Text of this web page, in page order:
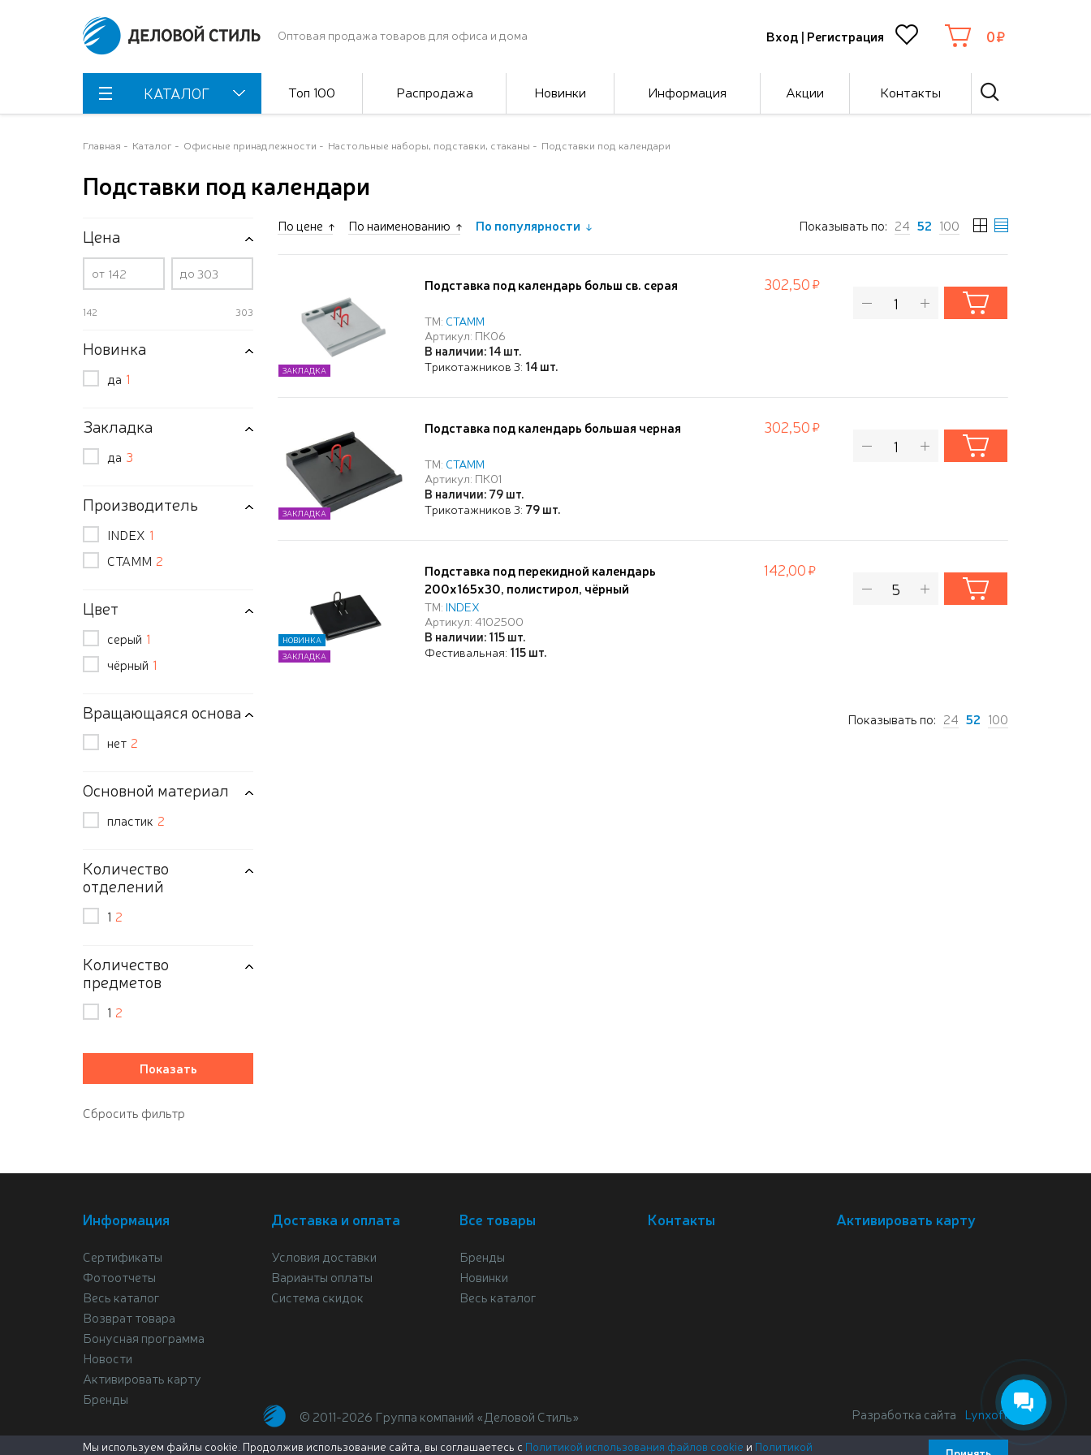
Оптовая продажа товаров для офиса и дома Вход | Регистрация 0
КАТАЛОГ Топ 100 Распродажа Новинки Информация Акции Контакты
Главная Каталог Офисные принадлежности Настольные наборы, подставки, стаканы Подставки под календари
Подставки под календари
Цена
от до
142 303
Новинка
да 1
Закладка
да 3
Производитель
INDEX 1
СТАММ 2
Цвет
серый 1
чёрный 1
Вращающаяся основа
нет 2
Основной материал
пластик 2
Количество
отделений
1 2
Количество
предметов
1 2
По цене По наименованию По популярности Показывать по: 24 52 100
Подставка под календарь больш св. серая
ТМ: СТАММ
Артикул: ПК06
В наличии: 14 шт.
Трикотажников 3: 14 шт.
ЗАКЛАДКА
302,50
Подставка под календарь большая черная
ТМ: СТАММ
Артикул: ПК01
В наличии: 79 шт.
Трикотажников 3: 79 шт.
ЗАКЛАДКА
302,50
Подставка под перекидной календарь
200х165х30, полистирол, чёрный
ТМ: INDEX
Артикул: 4102500
В наличии: 115 шт.
Фестивальная: 115 шт.
НОВИНКА
ЗАКЛАДКА
142,00
Показывать по: 24 52 100
Информация
Сертификаты
Фотоотчеты
Весь каталог
Возврат товара
Бонусная программа
Новости
Активировать карту
Бренды
Доставка и оплата
Условия доставки
Варианты оплаты
Система скидок
Все товары
Бренды
Новинки
Весь каталог
Контакты Активировать карту
Разработка сайта Lynxoft
© 2011-2026 Группа компаний «Деловой Стиль»
Мы используем файлы cookie. Продолжив использование сайта, вы соглашаетесь с Политикой использования файлов cookie и Политикой